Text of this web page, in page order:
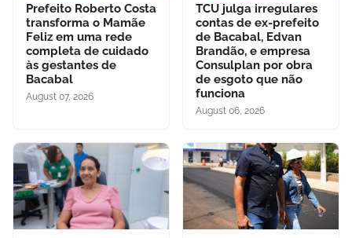
Prefeito Roberto Costa
transforma o Mamãe
Feliz em uma rede
completa de cuidado
às gestantes de
Bacabal
August 07, 2026
TCU julga irregulares
contas de ex-prefeito
de Bacabal, Edvan
Brandão, e empresa
Consulplan por obra
de esgoto que não
funciona
August 06, 2026